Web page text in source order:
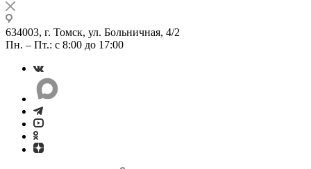
634003, г. Томск, ул. Больничная, 4/2
Пн. – Пт.: с 8:00 до 17:00